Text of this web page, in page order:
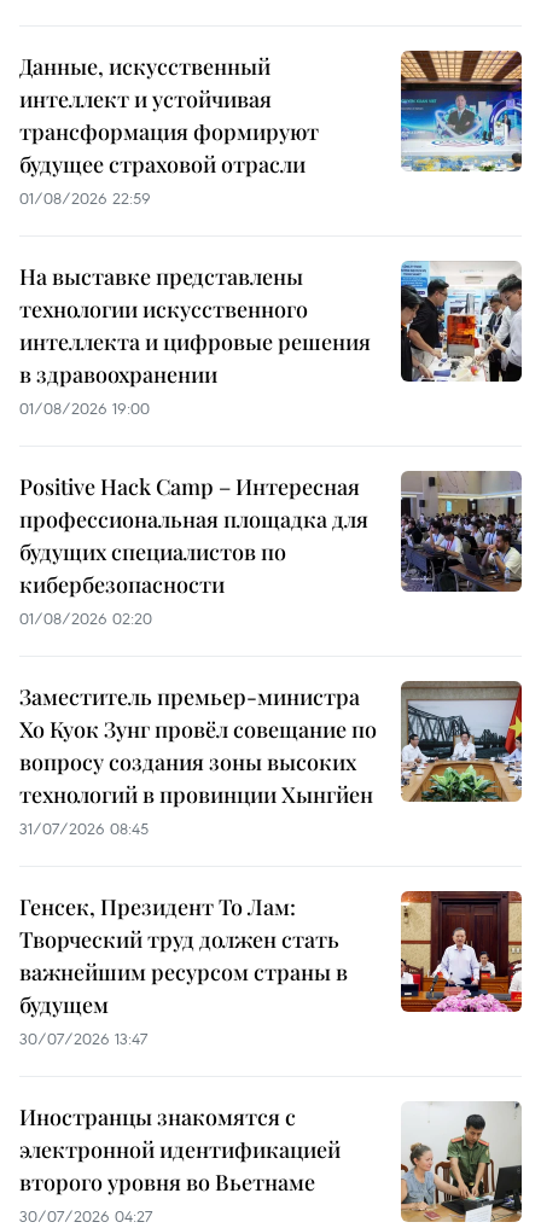
Данные, искусственный
интеллект и устойчивая
трансформация формируют
будущее страховой отрасли
01/08/2026 22:59
На выставке представлены
технологии искусственного
интеллекта и цифровые решения
в здравоохранении
01/08/2026 19:00
Positive Hack Camp – Интересная
профессиональная площадка для
будущих специалистов по
кибербезопасности
01/08/2026 02:20
Заместитель премьер-министра
Хо Куок Зунг провёл совещание по
вопросу создания зоны высоких
технологий в провинции Хынгйен
31/07/2026 08:45
Генсек, Президент То Лам:
Творческий труд должен стать
важнейшим ресурсом страны в
будущем
30/07/2026 13:47
Иностранцы знакомятся с
электронной идентификацией
второго уровня во Вьетнаме
30/07/2026 04:27